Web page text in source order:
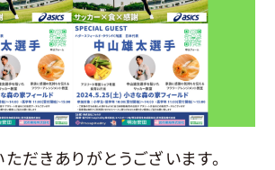
指導クラス
入会について
会場 申し込み
だきありがとうございます。